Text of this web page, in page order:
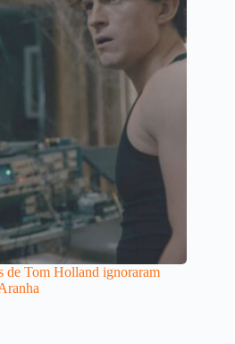
de Tom Holland ignoraram